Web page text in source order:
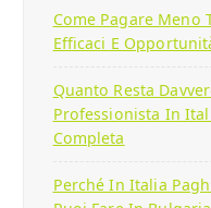
Come Pagare Meno
Efficaci E
Quanto Resta
Professionista In
Completa
Perché In Italia